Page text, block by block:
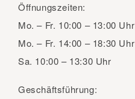
Öffnungszeiten:
Mo. – Fr. 10:00 – 13:00 Uhr
Mo. – Fr. 14:00 – 18:30 Uhr
Sa. 10:00 – 13:30 Uhr
Geschäftsführung: